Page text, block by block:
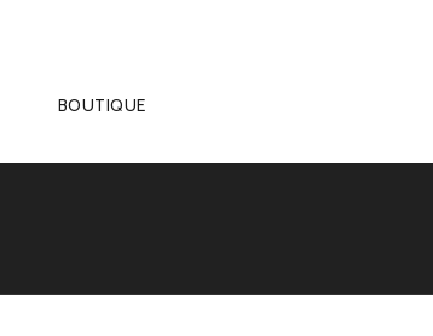
BOUTIQUE